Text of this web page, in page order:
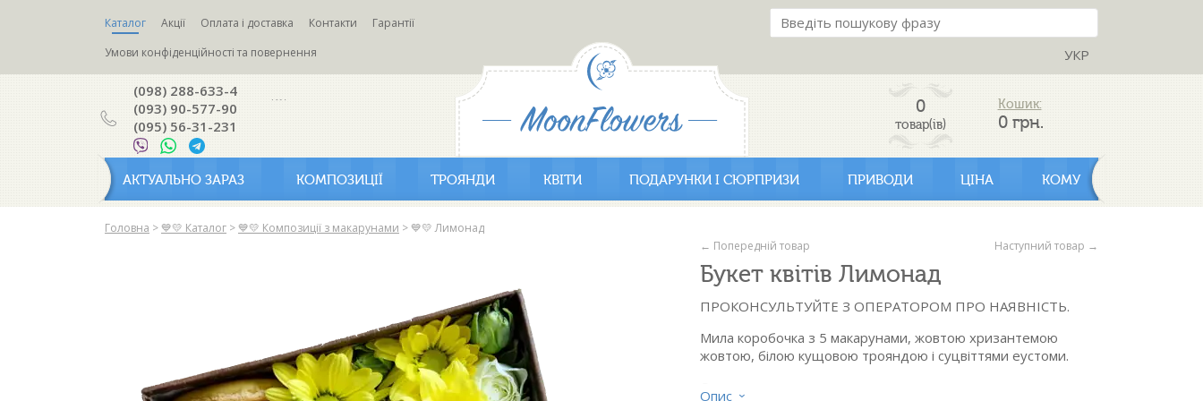
Каталог Акції Оплата і доставка Контакти
Гарантії
Умови конфіденційності та повернення
УКР
(098) 288-633-4
(093) 90-577-90
(095) 56-31-231
0
товар(ів)
Кошик:
0 грн.
АКТУАЛЬНО ЗАРАЗ КОМПОЗИЦІЇ ТРОЯНДИ КВІТИ ПОДАРУНКИ І СЮРПРИЗИ ПРИВОДИ ЦІНА КОМУ
Головна > 💙💛 Каталог > 💙💛 Композиції з макарунами > 💙💛 Лимонад
Наступний товар →
← Попередній товар
Букет квітів Лимонад
ПРОКОНСУЛЬТУЙТЕ З ОПЕРАТОРОМ ПРО НАЯВНІСТЬ.
Мила коробочка з 5 макарунами, жовтою хризантемою
жовтою, білою кущовою трояндою і суцвіттями еустоми.
Опис